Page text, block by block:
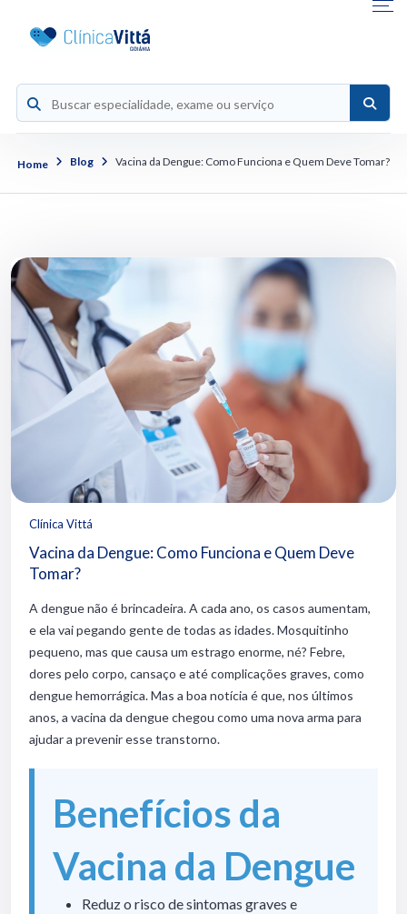
Home Blog Vacina da Dengue: Como Funciona e Quem Deve Tomar?
Clínica Vittá
Vacina da Dengue: Como Funciona e Quem Deve
Tomar?
A dengue não é brincadeira. A cada ano, os casos aumentam,
e ela vai pegando gente de todas as idades. Mosquitinho
pequeno, mas que causa um estrago enorme, né? Febre,
dores pelo corpo, cansaço e até complicações graves, como
dengue hemorrágica. Mas a boa notícia é que, nos últimos
anos, a vacina da dengue chegou como uma nova arma para
ajudar a prevenir esse transtorno.
Benefícios da
Vacina da Dengue
Reduz o risco de sintomas graves e